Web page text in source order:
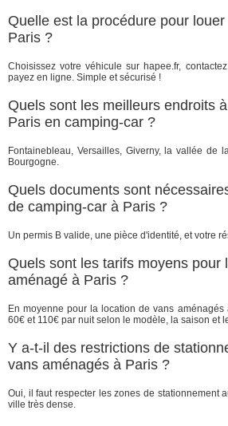
Quelle est la procédure pour
Paris ?
Choisissez votre véhicule sur hapee.fr,
payez en ligne. Simple et sécurisé !
Quels sont les meilleurs endroits
Paris en camping-car ?
Fontainebleau, Versailles, Giverny, la vallée de
Bourgogne.
Quels documents sont
de camping-car à Paris ?
Un permis B valide, une pièce d'identité, et votre
Quels sont les tarifs moyens pour
aménagé à Paris ?
En moyenne pour la location de vans aménagés
60€ et 110€ par nuit selon le modèle, la saison et
Y a-t-il des restrictions de
vans aménagés à Paris ?
Oui, il faut respecter les zones de stationnement
ville très dense.